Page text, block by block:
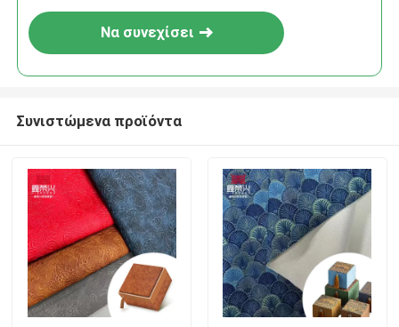
Να συνεχίσει
Συνιστώμενα προϊόντα